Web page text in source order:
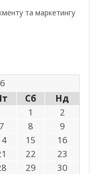
та маркетингу
Сб
Нд
1
2
7 8
9
15
16
22
23
29
30